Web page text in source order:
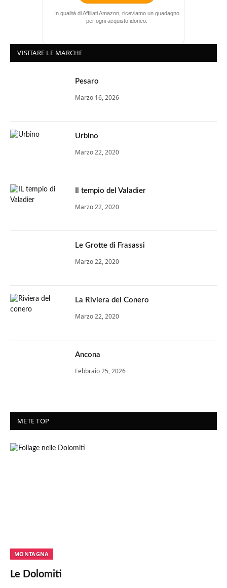
In qualità di Affiliati Amazon, riceviamo un guadagno
per ogni acquisto idoneo.
VISITARE LE MARCHE
Pesaro
Marzo 16, 2026
Urbino
Marzo 22, 2020
Il tempio del Valadier
Marzo 22, 2020
Le Grotte di Frasassi
Marzo 22, 2020
La Riviera del Conero
Marzo 22, 2020
Ancona
Febbraio 25, 2026
METE TOP
MONTAGNA
Le Dolomiti